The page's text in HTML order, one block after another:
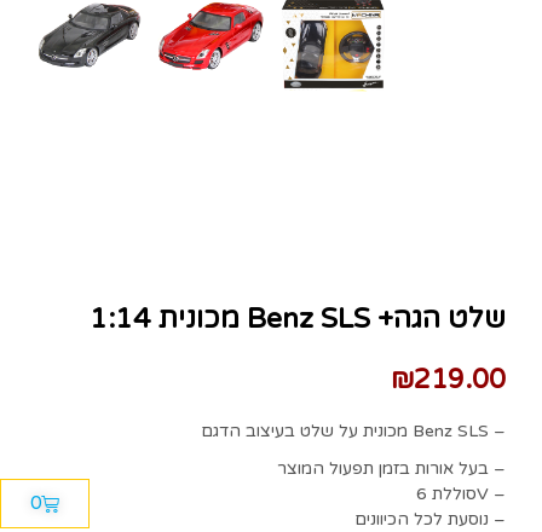
0
מכונית 1:14 Benz SLS +שלט הגה
₪219.00
מכונית על שלט בעיצוב הדגם Benz SLS –
בעל אורות בזמן תפעול המוצר –
סוללת 6V –
נוסעת לכל הכיוונים –